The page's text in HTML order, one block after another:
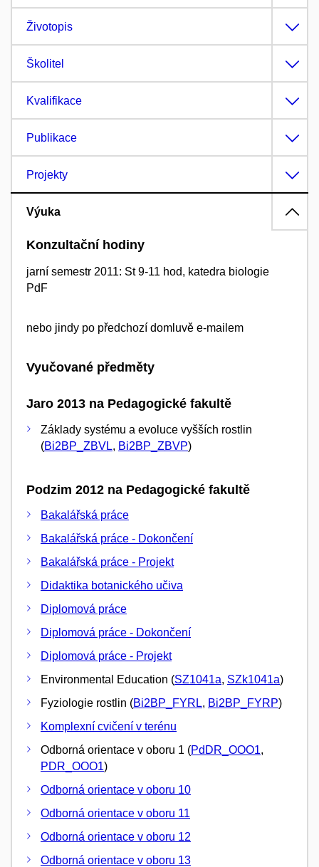
Životopis
Školitel
Kvalifikace
Publikace
Projekty
Výuka
Konzultační hodiny
jarní semestr 2011: St 9-11 hod, katedra biologie
PdF
nebo jindy po předchozí domluvě e-mailem
Vyučované předměty
Jaro 2013 na Pedagogické fakultě
Základy systému a evoluce vyšších rostlin
(Bi2BP_ZBVL, Bi2BP_ZBVP)
Podzim 2012 na Pedagogické fakultě
Bakalářská práce
Bakalářská práce - Dokončení
Bakalářská práce - Projekt
Didaktika botanického učiva
Diplomová práce
Diplomová práce - Dokončení
Diplomová práce - Projekt
Environmental Education (SZ1041a, SZk1041a)
Fyziologie rostlin (Bi2BP_FYRL, Bi2BP_FYRP)
Komplexní cvičení v terénu
Odborná orientace v oboru 1 (PdDR_OOO1,
PDR_OOO1)
Odborná orientace v oboru 10
Odborná orientace v oboru 11
Odborná orientace v oboru 12
Odborná orientace v oboru 13